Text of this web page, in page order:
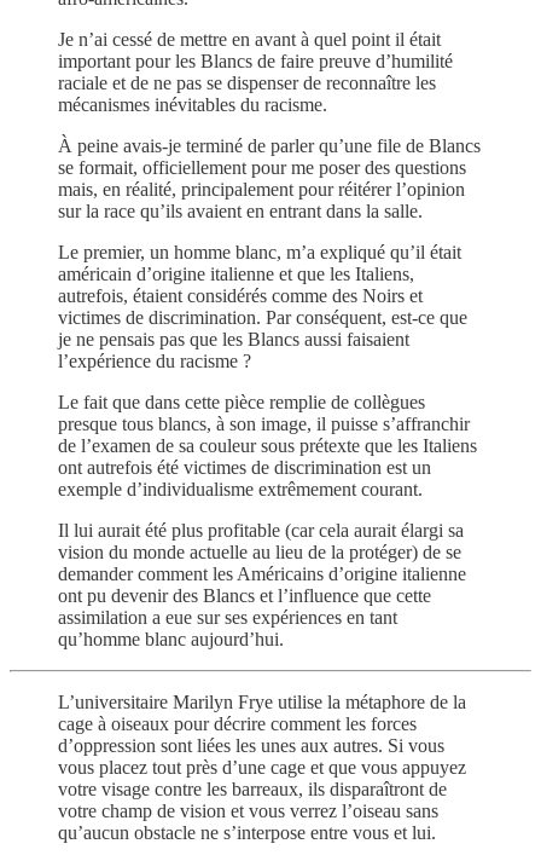
Je n’ai cessé de mettre en avant à quel point il était
important pour les Blancs de faire preuve d’humilité
raciale et de ne pas se dispenser de reconnaître les
mécanismes inévitables du racisme.
À peine avais-je terminé de parler qu’une file de Blancs
se formait, officiellement pour me poser des questions
mais, en réalité, principalement pour réitérer l’opinion
sur la race qu’ils avaient en entrant dans la salle.
Le premier, un homme blanc, m’a expliqué qu’il était
américain d’origine italienne et que les Italiens,
autrefois, étaient considérés comme des Noirs et
victimes de discrimination. Par conséquent, est-ce que
je ne pensais pas que les Blancs aussi faisaient
l’expérience du racisme ?
Le fait que dans cette pièce remplie de collègues
presque tous blancs, à son image, il puisse s’affranchir
de l’examen de sa couleur sous prétexte que les Italiens
ont autrefois été victimes de discrimination est un
exemple d’individualisme extrêmement courant.
Il lui aurait été plus profitable (car cela aurait élargi sa
vision du monde actuelle au lieu de la protéger) de se
demander comment les Américains d’origine italienne
ont pu devenir des Blancs et l’influence que cette
assimilation a eue sur ses expériences en tant
qu’homme blanc aujourd’hui.
L’universitaire Marilyn Frye utilise la métaphore de la
cage à oiseaux pour décrire comment les forces
d’oppression sont liées les unes aux autres. Si vous
vous placez tout près d’une cage et que vous appuyez
votre visage contre les barreaux, ils disparaîtront de
votre champ de vision et vous verrez l’oiseau sans
qu’aucun obstacle ne s’interpose entre vous et lui.